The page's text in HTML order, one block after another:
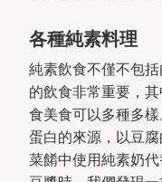
各種純素料理
純素飲食不僅不包
的飲食非常重要，
食美食可以多種多
蛋白的來源，以豆
菜餚中使用純素奶